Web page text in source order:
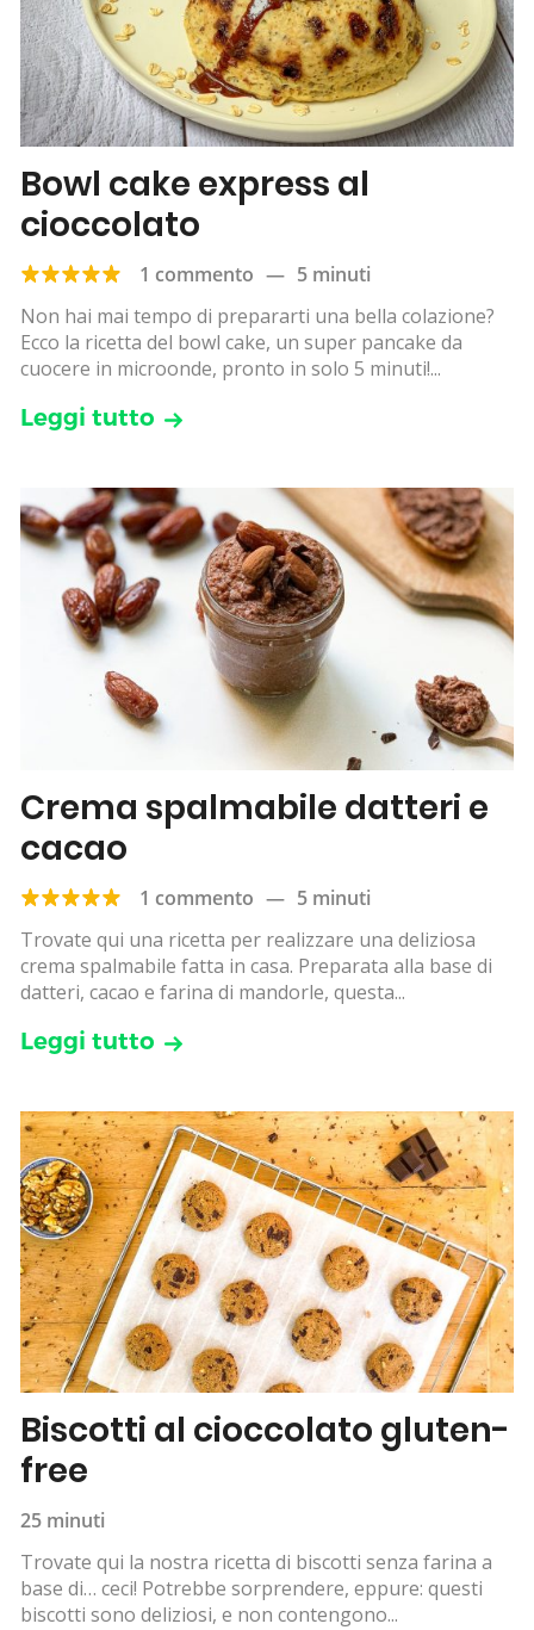
Bowl cake express al
cioccolato
1 commento — 5 minuti
Non hai mai tempo di prepararti una bella colazione?
Ecco la ricetta del bowl cake, un super pancake da
cuocere in microonde, pronto in solo 5 minuti!...
Leggi tutto
Crema spalmabile datteri e
cacao
1 commento — 5 minuti
Trovate qui una ricetta per realizzare una deliziosa
crema spalmabile fatta in casa. Preparata alla base di
datteri, cacao e farina di mandorle, questa...
Leggi tutto
Biscotti al cioccolato gluten-
free
25 minuti
Trovate qui la nostra ricetta di biscotti senza farina a
base di… ceci! Potrebbe sorprendere, eppure: questi
biscotti sono deliziosi, e non contengono...